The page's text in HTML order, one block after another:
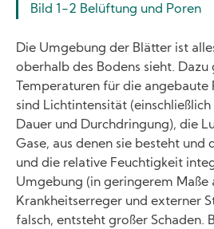
Bild 1-2 Belüftung und Poren
Die Umgebung der Blätter ist
oberhalb des Bodens sieht.
Temperaturen für die angebaute
sind Lichtintensität
Dauer und Durchdringung), die
Gase, aus denen sie besteht und
und die relative Feuchtigkeit
Umgebung (in geringerem Maße
Krankheitserreger und externer
falsch, entsteht großer Schaden.